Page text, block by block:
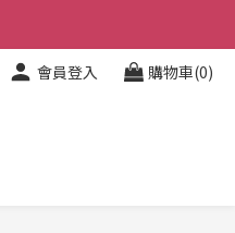
會員登入 購物車(0)